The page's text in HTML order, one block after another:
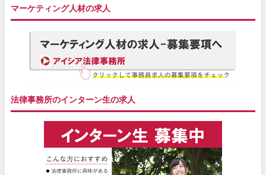
マーケティング人材の求人
法律事務所のインターン生の求人